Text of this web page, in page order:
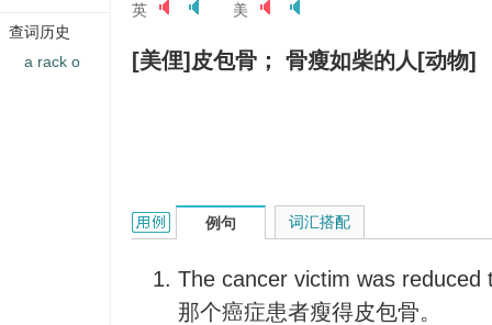
英 美
[美俚]皮包骨； 骨瘦如柴的人[动物]
a rack of bones的用法和样例：
例句
The cancer victim was reduced
那个癌症患者瘦得皮包骨。
词汇搭配
查词历史
a rack o